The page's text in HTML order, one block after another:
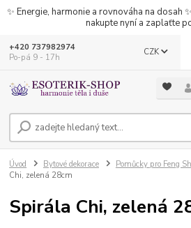
✨ Energie, harmonie a rovnováha na dosah
nakupte nyní a zaplaťte
CZK
+420 737982974
Po-pá 9 - 17h
Úvod Bytové dekorace Pomůcky pro Feng
Chi, zelená 28cm
Spirála Chi, zelená